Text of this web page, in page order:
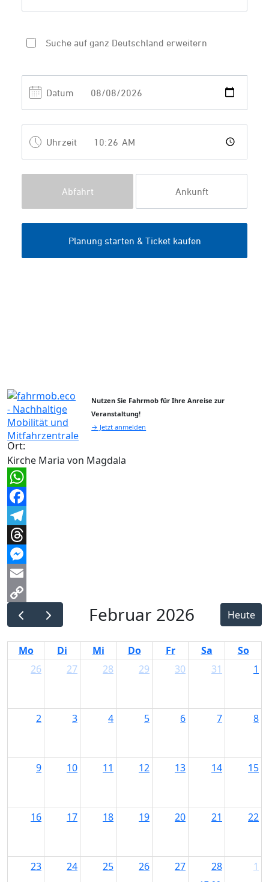
Nutzen Sie Fahrmob für Ihre Anreise zur
Veranstaltung!
→ Jetzt anmelden
Ort:
Kirche Maria von Magdala
WhatsApp
Facebook
Telegram
Threads
Messenger
Email
Copy
Link
Februar 2026 Heute
Mo Di Mi Do Fr Sa
So
26
27 28 29 30 31 1
2 3 4 5 6 7 8
9 10 11 12 13 14 15
16 17 18 19 20 21 22
23 24 25 26 27 28 1